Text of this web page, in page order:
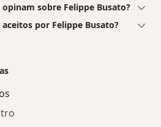
sobre Felippe Busato?
por Felippe Busato?